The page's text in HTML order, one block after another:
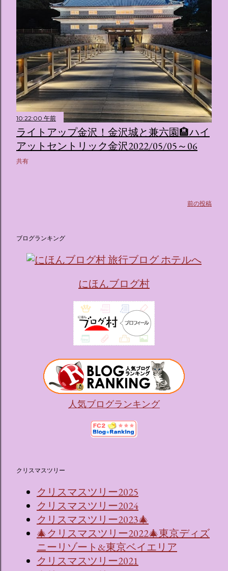
10:22:00 午前
ライトアップ金沢！金沢城と兼六園🏨ハイ
アットセントリック金沢2022/05/05～06
共有
前の投稿
ブログランキング
にほんブログ村
人気ブログランキング
クリスマスツリー
クリスマスツリー2025
クリスマスツリー2024
クリスマスツリー2023🎄
🎄クリスマスツリー2022🎄東京ディズ
ニーリゾート&東京ベイエリア
クリスマスツリー2021